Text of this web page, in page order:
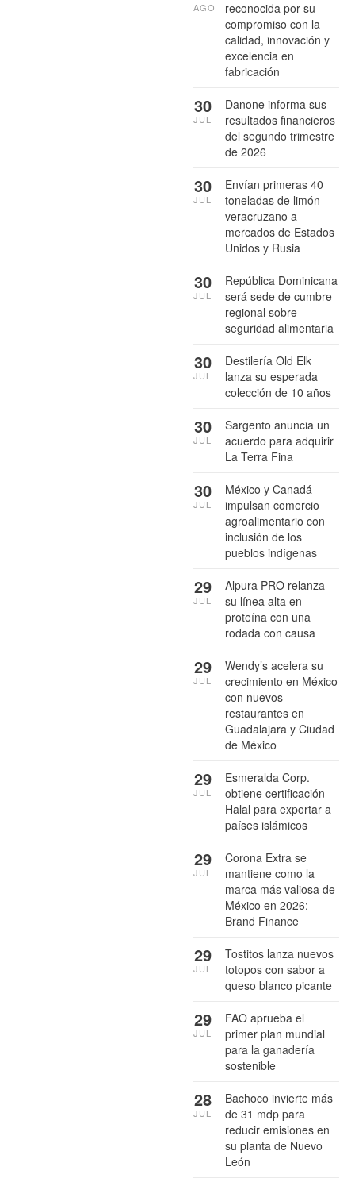
reconocida por su
compromiso con la
calidad, innovación y
excelencia en
fabricación
AGO
Danone informa sus
resultados financieros
del segundo trimestre
de 2026
30
JUL
Envían primeras 40
toneladas de limón
veracruzano a
mercados de Estados
Unidos y Rusia
30
JUL
República Dominicana
será sede de cumbre
regional sobre
seguridad alimentaria
30
JUL
Destilería Old Elk
lanza su esperada
colección de 10 años
30
JUL
Sargento anuncia un
acuerdo para adquirir
La Terra Fina
30
JUL
México y Canadá
impulsan comercio
agroalimentario con
inclusión de los
pueblos indígenas
30
JUL
Alpura PRO relanza
su línea alta en
proteína con una
rodada con causa
29
JUL
Wendy’s acelera su
crecimiento en México
con nuevos
restaurantes en
Guadalajara y Ciudad
de México
29
JUL
Esmeralda Corp.
obtiene certificación
Halal para exportar a
países islámicos
29
JUL
Corona Extra se
mantiene como la
marca más valiosa de
México en 2026:
Brand Finance
29
JUL
Tostitos lanza nuevos
totopos con sabor a
queso blanco picante
29
JUL
FAO aprueba el
primer plan mundial
para la ganadería
sostenible
29
JUL
Bachoco invierte más
de 31 mdp para
reducir emisiones en
su planta de Nuevo
León
28
JUL